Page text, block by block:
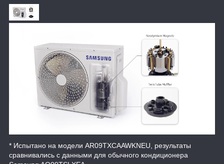
* Испытано на модели AR09TXCAAWKNEU, результаты
сравнивались с данными для обычного кондиционера